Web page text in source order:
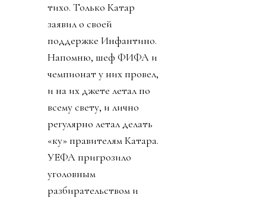
тихо. Только Катар
заявил о своей
поддержке Инфантино.
Напомню, шеф ФИФА и
чемпионат у них провел,
и на их джете летал по
всему свету, и лично
регулярно летал делать
«ку» правителям Катара.
УЕФА пригрозило
уголовным
разбирательством и